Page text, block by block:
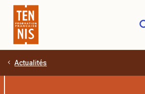
Aller au contenu principal
Actualités